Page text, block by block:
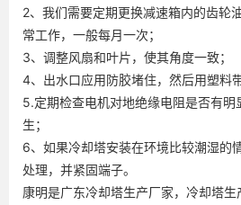
2、我们需要定期更换减速箱内的齿轮
常工作，一般每月一次；
3、调整风扇和叶片，使其角度一致；
4、出水口应用防胶堵住，然后用塑料
5.定期检查电机对地绝缘电阻是否有明
生；
6、如果冷却塔安装在环境比较潮湿的
处理，并紧固端子。
康明是广东冷却塔生产厂家，冷却塔